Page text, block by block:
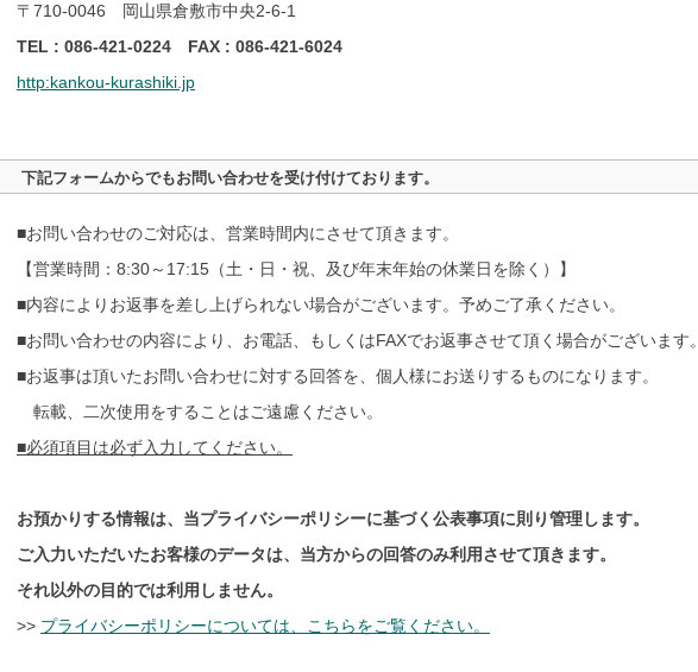
〒710-0046 岡山県倉敷市中央2-6-1
TEL : 086-421-0224 FAX : 086-421-6024
http:kankou-kurashiki.jp
下記フォームからでもお問い合わせを受け付けております。
■お問い合わせのご対応は、営業時間内にさせて頂きます。
【営業時間：8:30～17:15（土・日・祝、及び年末年始の休業日を除く）】
■内容によりお返事を差し上げられない場合がございます。予めご了承ください。
■お問い合わせの内容により、お電話、もしくはFAXでお返事させて頂く場合がございます。
■お返事は頂いたお問い合わせに対する回答を、個人様にお送りするものになります。
転載、二次使用をすることはご遠慮ください。
■必須項目は必ず入力してください。
お預かりする情報は、当プライバシーポリシーに基づく公表事項に則り管理します。
ご入力いただいたお客様のデータは、当方からの回答のみ利用させて頂きます。
それ以外の目的では利用しません。
>> プライバシーポリシーについては、こちらをご覧ください。